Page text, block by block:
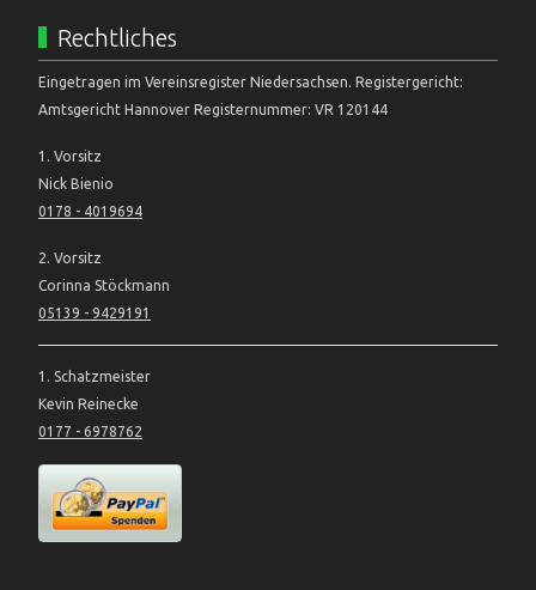
Rechtliches
Eingetragen im Vereinsregister Niedersachsen. Registergericht:
Amtsgericht Hannover Registernummer: VR 120144
1. Vorsitz
Nick Bienio
0178 - 4019694
2. Vorsitz
Corinna Stöckmann
05139 - 9429191
1. Schatzmeister
Kevin Reinecke
0177 - 6978762